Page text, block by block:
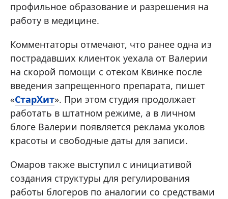
профильное образование и разрешения на
работу в медицине.
Комментаторы отмечают, что ранее одна из
пострадавших клиенток уехала от Валерии
на скорой помощи с отеком Квинке после
введения запрещенного препарата, пишет
«СтарХит». При этом студия продолжает
работать в штатном режиме, а в личном
блоге Валерии появляется реклама уколов
красоты и свободные даты для записи.
Омаров также выступил с инициативой
создания структуры для регулирования
работы блогеров по аналогии со средствами